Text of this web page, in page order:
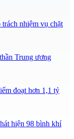
nhiệm vụ chặt
Trung ương
đoạt hơn 1,1 tỷ
hiện 98 bình khí